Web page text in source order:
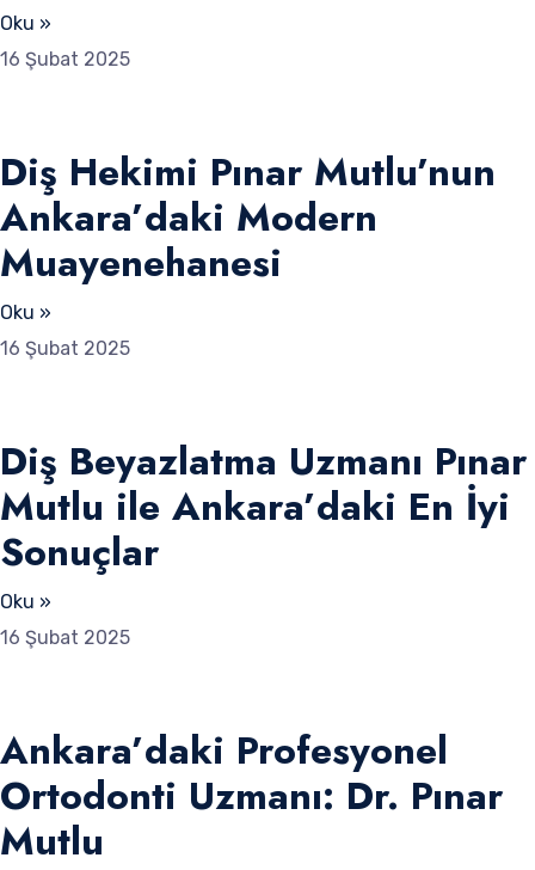
Oku »
16 Şubat 2025
Diş Hekimi Pınar Mutlu’nun
Ankara’daki Modern
Muayenehanesi
Oku »
16 Şubat 2025
Diş Beyazlatma Uzmanı Pınar
Mutlu ile Ankara’daki En İyi
Sonuçlar
Oku »
16 Şubat 2025
Ankara’daki Profesyonel
Ortodonti Uzmanı: Dr. Pınar
Mutlu